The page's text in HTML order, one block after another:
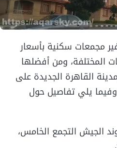
مجمعات سكنية بأسعار
المختلفة، ومن أفضلها
القاهرة الجديدة على
يلي تفاصيل حول
الجيش التجمع الخامس،